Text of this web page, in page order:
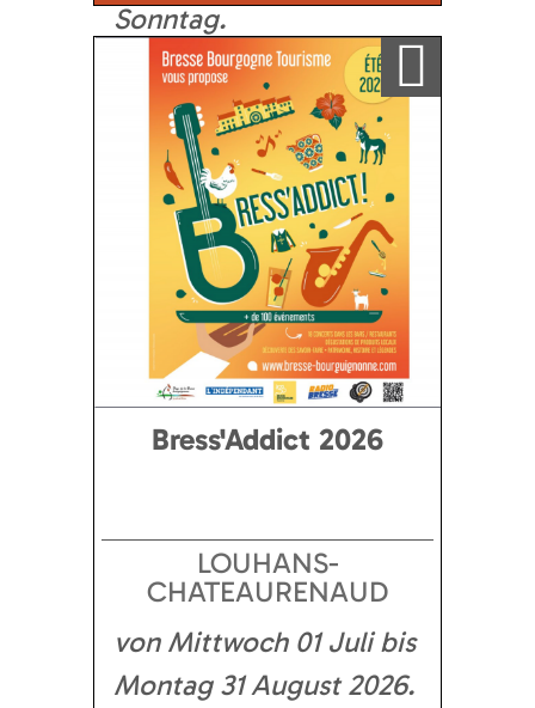
Sonntag
Ajouter a ma sélection
Bress'Addict 2026
LOUHANS-
CHATEAURENAUD
von Mittwoch 01 Juli bis
Montag 31 August 2026